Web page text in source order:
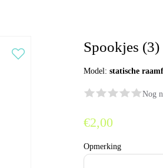
Spookjes
Model:statische
Nog
€2,00
Opmerking